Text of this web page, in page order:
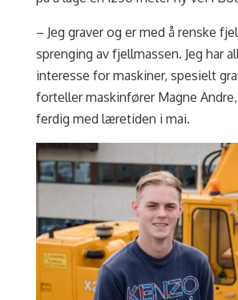
– Jeg graver og er med å renske
sprenging av fjellmassen. Jeg har
interesse for maskiner, spesielt
forteller maskinfører Magne
ferdig med læretiden i mai.